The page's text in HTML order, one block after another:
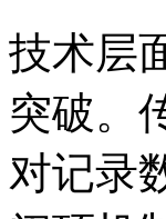
技术层
突破。
对记录